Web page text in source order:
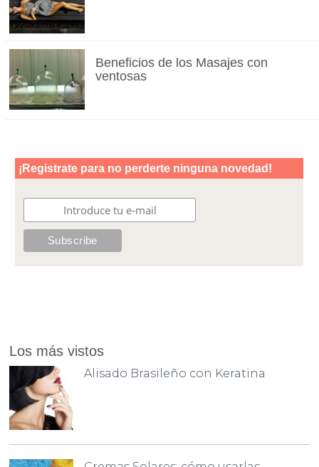
Beneficios de los Masajes con
ventosas
Los más vistos
Alisado Brasileño con Keratina